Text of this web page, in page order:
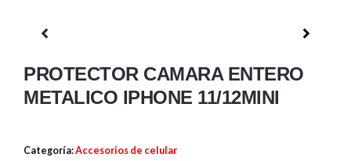
PROTECTOR CAMARA ENTERO
METALICO IPHONE 11/12MINI
Categoría:Accesorios de celular